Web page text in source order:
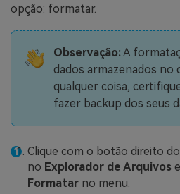
opção: formatar.
Observação:A
dados armazenados no
qualquer coisa,
fazer backup dos seus
Clique com o botão direito
no Explorador de Arquivos
Formatar no menu.